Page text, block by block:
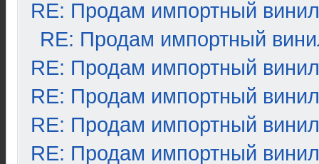
RE: Продам импортный винил
RE: Продам импортный
RE: Продам импортный винил
RE: Продам импортный винил
RE: Продам импортный винил
RE: Продам импортный винил